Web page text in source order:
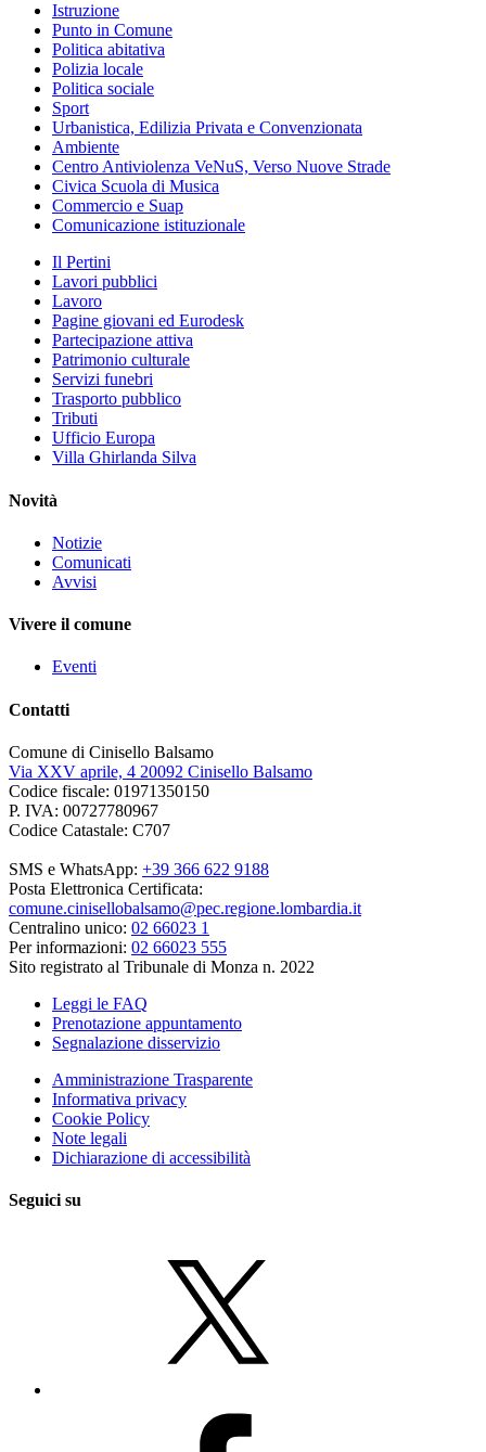
Istruzione
Punto in Comune
Politica abitativa
Polizia locale
Politica sociale
Sport
Urbanistica, Edilizia Privata e Convenzionata
Ambiente
Centro Antiviolenza VeNuS, Verso Nuove Strade
Civica Scuola di Musica
Commercio e Suap
Comunicazione istituzionale
Il Pertini
Lavori pubblici
Lavoro
Pagine giovani ed Eurodesk
Partecipazione attiva
Patrimonio culturale
Servizi funebri
Trasporto pubblico
Tributi
Ufficio Europa
Villa Ghirlanda Silva
Novità
Notizie
Comunicati
Avvisi
Vivere il comune
Eventi
Contatti
Comune di Cinisello Balsamo
Via XXV aprile, 4 20092 Cinisello Balsamo
Codice fiscale: 01971350150
P. IVA: 00727780967
Codice Catastale: C707
SMS e WhatsApp: +39 366 622 9188
Posta Elettronica Certificata:
comune.cinisellobalsamo@pec.regione.lombardia.it
Centralino unico: 02 66023 1
Per informazioni: 02 66023 555
Sito registrato al Tribunale di Monza n. 2022
Leggi le FAQ
Prenotazione appuntamento
Segnalazione disservizio
Amministrazione Trasparente
Informativa privacy
Cookie Policy
Note legali
Dichiarazione di accessibilità
Seguici su